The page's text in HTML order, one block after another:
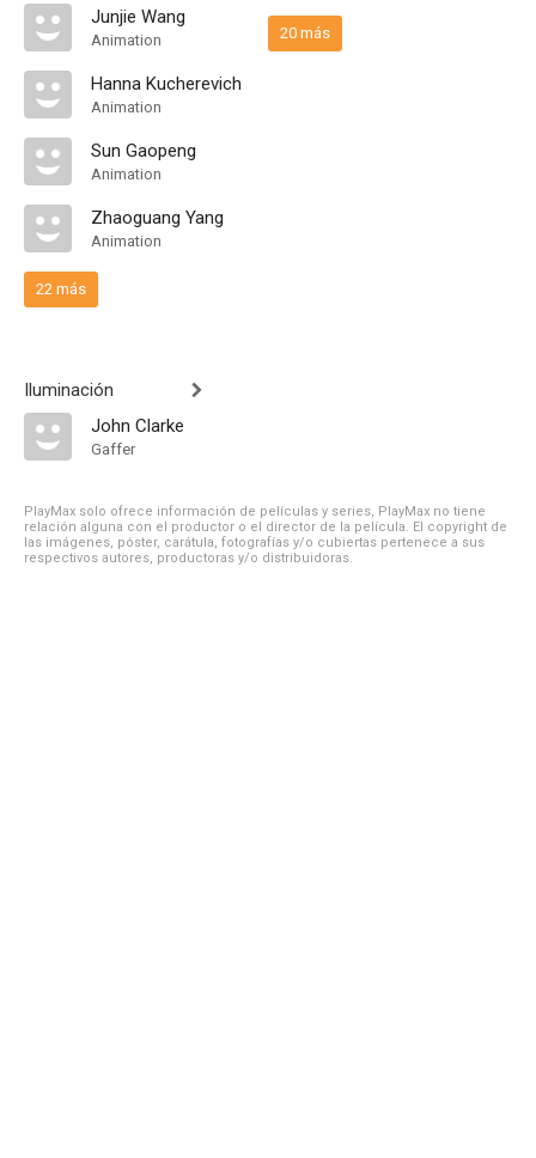
Junjie Wang
Animation
Hanna Kucherevich
Animation
Sun Gaopeng
Animation
Zhaoguang Yang
Animation
22 más
Iluminación
John Clarke
Gaffer
20 más
PlayMax solo ofrece información de películas y series, PlayMax no tiene
relación alguna con el productor o el director de la película. El copyright de
las imágenes, póster, carátula, fotografías y/o cubiertas pertenece a sus
respectivos autores, productoras y/o distribuidoras.